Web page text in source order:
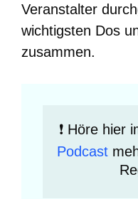
Veranstalter
wichtigsten Dos
zusammen.
❗️ Höre hier
Podcast